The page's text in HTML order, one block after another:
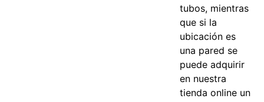
tubos, mientras
que si la
ubicación es
una pared se
puede adquirir
en nuestra
tienda online un